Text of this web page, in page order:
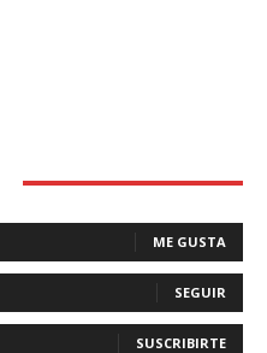
ME GUSTA
SEGUIR
SUSCRIBIRTE